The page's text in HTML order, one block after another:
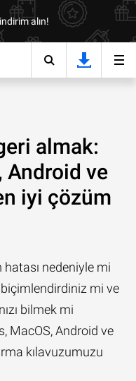
alın!
almak:
Android ve
iyi çözüm
hatası nedeniyle mi
biçimlendirdiniz mi ve
bilmek mi
MacOS, Android ve
kılavuzumuzu